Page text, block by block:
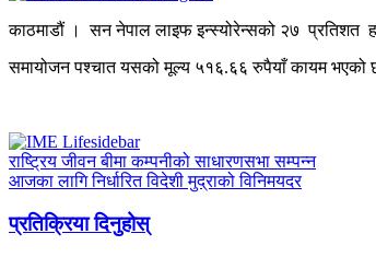
काठमाडौं । सन नेपाल लाइफ इन्स्योरेन्सको २७ प्रतिशत
समायोजन पश्चात यसको मूल्य ५१६.६६ रुपैयाँ कायम भएको
राष्ट्रिय जीवन बीमा कम्पनीको साधारणसभा सम्पन्न
आजका लागि निर्धारित विदेशी मुद्राको विनिमयदर
प्रतिक्रिया दिनुहोस्